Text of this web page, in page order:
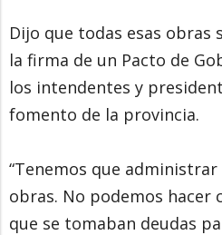
Dijo que todas esas
la firma de un Pacto de
los intendentes y
fomento de la provincia.
“Tenemos que
obras. No podemos hacer
que se tomaban deudas